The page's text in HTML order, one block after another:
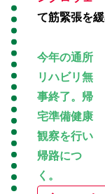
て筋緊張を
今年の通所
リハビリ無
事終了。帰
宅準備健康
観察を行い
帰路につ
く。